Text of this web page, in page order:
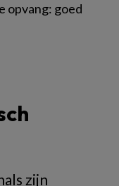
opvang: goed
zijn